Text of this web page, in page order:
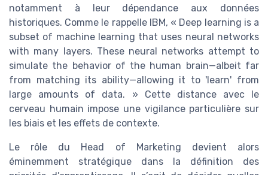
notamment à leur dépendance aux données
historiques. Comme le rappelle IBM, « Deep learning is a
subset of machine learning that uses neural networks
with many layers. These neural networks attempt to
simulate the behavior of the human brain—albeit far
from matching its ability—allowing it to 'learn' from
large amounts of data. » Cette distance avec le
cerveau humain impose une vigilance particulière sur
les biais et les effets de contexte.
Le rôle du Head of Marketing devient alors
éminemment stratégique dans la définition des